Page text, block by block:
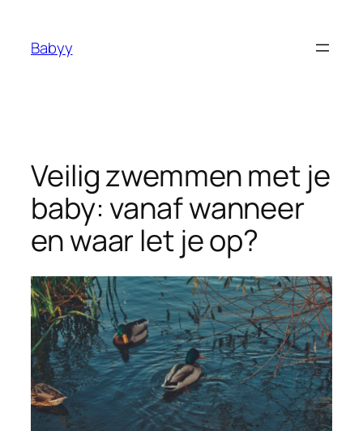
Babyy
Veilig zwemmen met je
baby: vanaf wanneer
en waar let je op?